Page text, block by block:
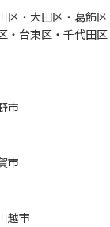
区・大田区・葛飾
・台東区・千代田
市
市
越市